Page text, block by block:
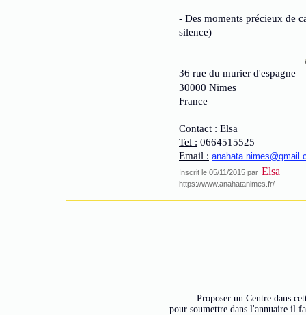
- Des moments précieux de
silence)
36 rue du murier d'espagne
30000 Nimes
France
Contact : Elsa
Tel : 0664515525
Email :
Inscrit le 05/11/2015 par Elsa
https://www.anahatanimes.fr/
Proposer un Centre dans
pour soumettre dans l'annuaire il